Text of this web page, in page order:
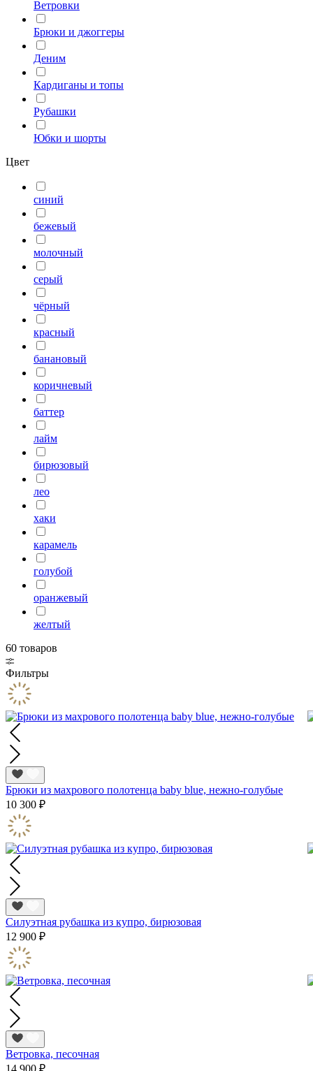
Ветровки
Брюки и джоггеры
Деним
Кардиганы и топы
Рубашки
Юбки и шорты
Цвет
синий
бежевый
молочный
серый
чёрный
красный
банановый
коричневый
баттер
лайм
бирюзовый
лео
хаки
карамель
голубой
оранжевый
желтый
60 товаров
Фильтры
Брюки из махрового полотенца baby blue, нежно-голубые
10 300 ₽
Силуэтная рубашка из купро, бирюзовая
12 900 ₽
Ветровка, песочная
14 900 ₽